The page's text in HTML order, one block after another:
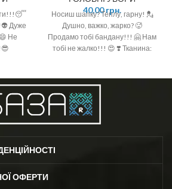
Дуже
Не
40,00грн.
Носиш шапку? Теплу, гарну! 💂
Душно, важко, жарко? 🥵
Продамо тобі бандану!!! 🤗 Нам
тобі не жалко!!! 😍 ❣️ Тканина:
ОФЕРТИ